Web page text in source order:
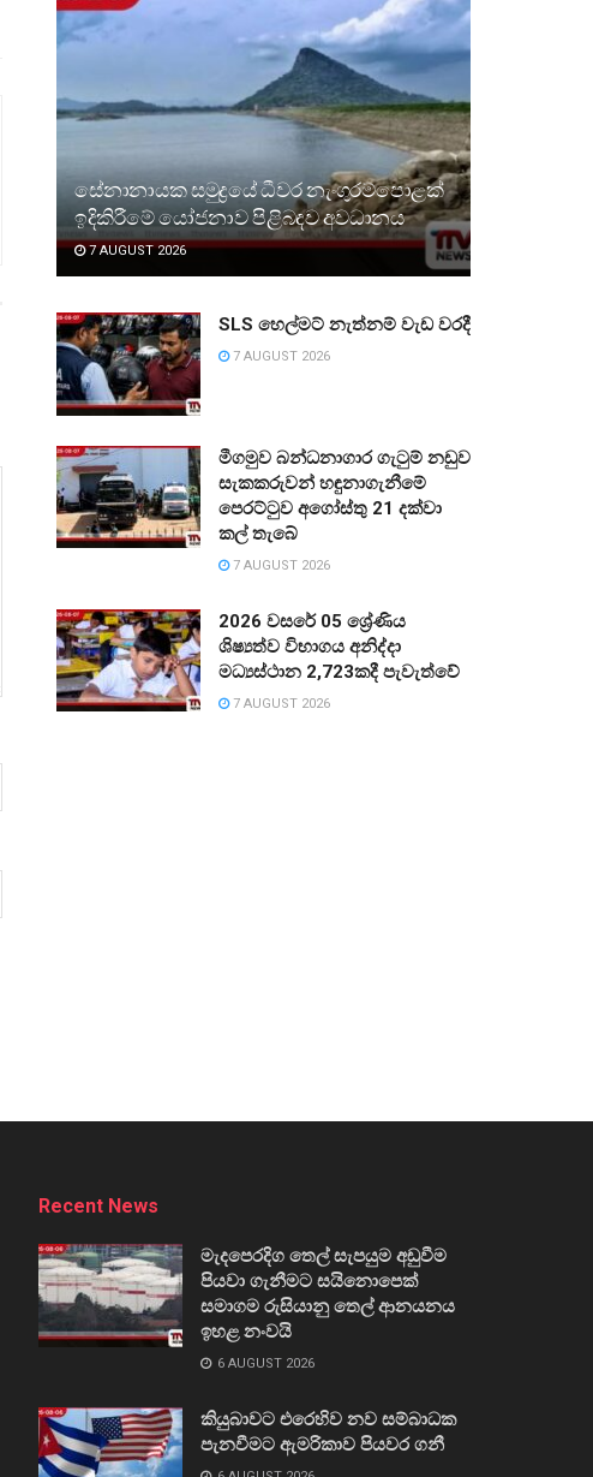
සේනානායක සමුද්‍රයේ ධීවර නැංගුරම්පොළක්
ඉදිකිරීමේ යෝජනාව පිළිබඳව අවධානය
7 AUGUST 2026
SLS හෙල්මට් නැත්නම් වැඩ වරදී
7 AUGUST 2026
මීගමුව බන්ධනාගාර ගැටුම් නඩුව
සැකකරුවන් හඳුනාගැනීමේ
පෙරට්ටුව අගෝස්තු 21 දක්වා
කල් තැබේ
7 AUGUST 2026
2026 වසරේ 05 ශ්‍රේණිය
ශිෂ්‍යත්ව විභාගය අනිද්දා
මධ්‍යස්ථාන 2,723කදී පැවැත්වේ
7 AUGUST 2026
Recent News
මැදපෙරදිග තෙල් සැපයුම අඩුවීම
පියවා ගැනීමට සයිනොපෙක්
සමාගම රුසියානු තෙල් ආනයනය
ඉහළ නංවයි
6 AUGUST 2026
කියුබාවට එරෙහිව නව සම්බාධක
පැනවීමට ඇමරිකාව පියවර ගනී